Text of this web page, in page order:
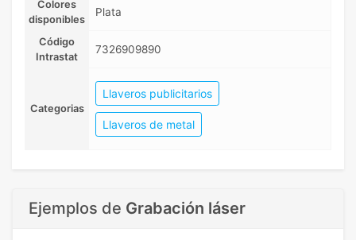
Colores
disponibles
Plata
Código
Intrastat
7326909890
Categorias
Llaveros publicitarios
Llaveros de metal
Ejemplos de Grabación láser